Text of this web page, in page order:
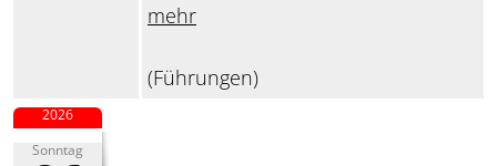
mehr
(Führungen)
Sonntag
2026